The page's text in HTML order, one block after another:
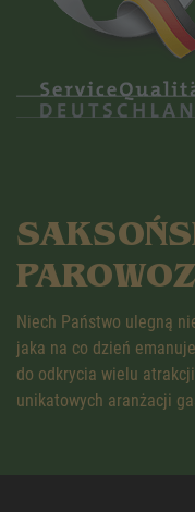
Niech Państwo ulegną
jaka na co dzień
do odkrycia wielu
unikatowych aranżacji